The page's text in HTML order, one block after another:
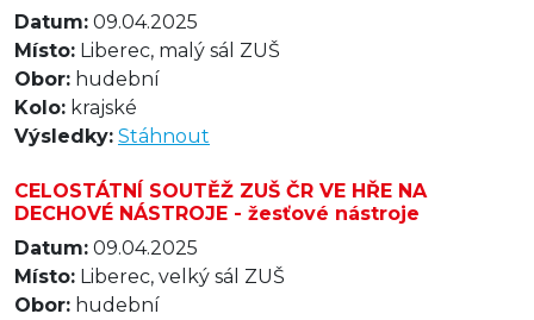
Datum: 09.04.2025
Místo: Liberec, malý sál ZUŠ
Obor: hudební
Kolo: krajské
Výsledky: Stáhnout
CELOSTÁTNÍ SOUTĚŽ ZUŠ ČR VE HŘE NA
DECHOVÉ NÁSTROJE - žesťové nástroje
Datum: 09.04.2025
Místo: Liberec, velký sál ZUŠ
Obor: hudební